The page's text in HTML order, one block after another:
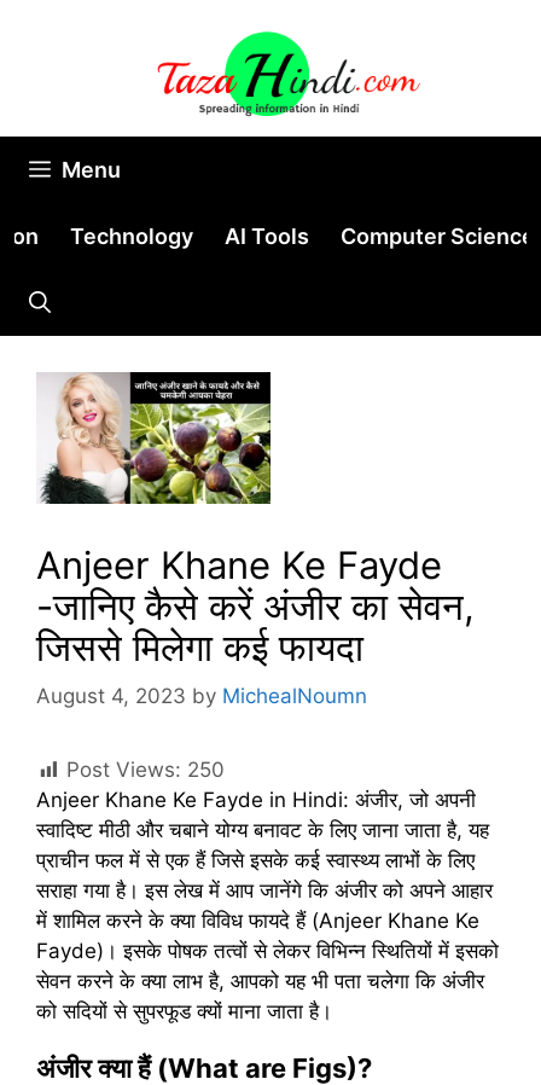
Menu
Technology AI Tools Computer Science
Anjeer Khane Ke Fayde
-जानिए कैसे करें अंजीर का सेवन,
जिससे मिलेगा कई फायदा
August 4, 2023 by MichealNoumn
Post Views: 250
Anjeer Khane Ke Fayde in Hindi: अंजीर, जो अपनी
स्वादिष्ट मीठी और चबाने योग्य बनावट के लिए जाना जाता है, यह
प्राचीन फल में से एक हैं जिसे इसके कई स्वास्थ्य लाभों के लिए
सराहा गया है। इस लेख में आप जानेंगे कि अंजीर को अपने आहार
में शामिल करने के क्या विविध फायदे हैं (Anjeer Khane Ke
Fayde)। इसके पोषक तत्वों से लेकर विभिन्न स्थितियों में इसको
सेवन करने के क्या लाभ है, आपको यह भी पता चलेगा कि अंजीर
को सदियों से सुपरफूड क्यों माना जाता है।
अंजीर क्या हैं (What are Figs)?